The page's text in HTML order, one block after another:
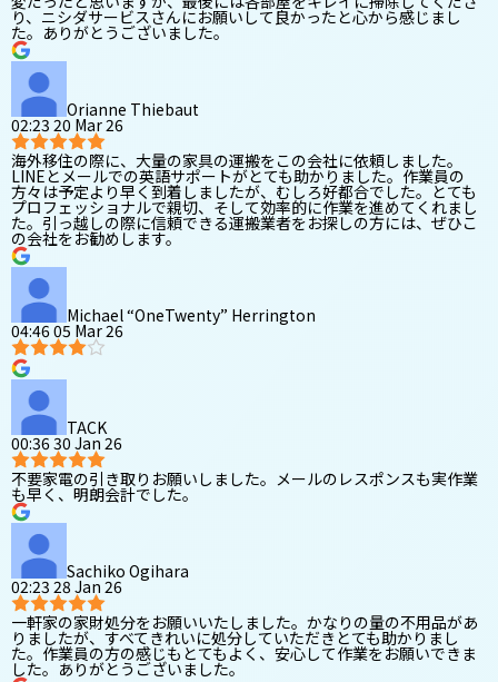
り、ニシダサービスさんにお願いして良かったと心から感じまし
た。ありがとうございました。
Orianne Thiebaut
02:23 20 Mar 26
海外移住の際に、大量の家具の運搬をこの会社に依頼しました。
LINEとメールでの英語サポートがとても助かりました。作業員の
方々は予定より早く到着しましたが、むしろ好都合でした。とても
プロフェッショナルで親切、そして効率的に作業を進めてくれまし
た。引っ越しの際に信頼できる運搬業者をお探しの方には、ぜひこ
の会社をお勧めします。
Michael “OneTwenty” Herrington
04:46 05 Mar 26
TACK
00:36 30 Jan 26
不要家電の引き取りお願いしました。メールのレスポンスも実作業
も早く、明朗会計でした。
Sachiko Ogihara
02:23 28 Jan 26
一軒家の家財処分をお願いいたしました。かなりの量の不用品があ
りましたが、すべてきれいに処分していただきとても助かりまし
た。作業員の方の感じもとてもよく、安心して作業をお願いできま
した。ありがとうございました。